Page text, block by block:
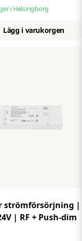
i Helsingborg
Lägg i varukorgen
strömförsörjning |
| RF + Push-dim